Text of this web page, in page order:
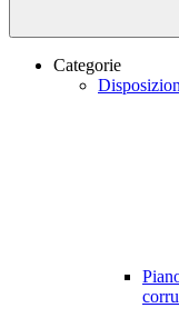
Categorie